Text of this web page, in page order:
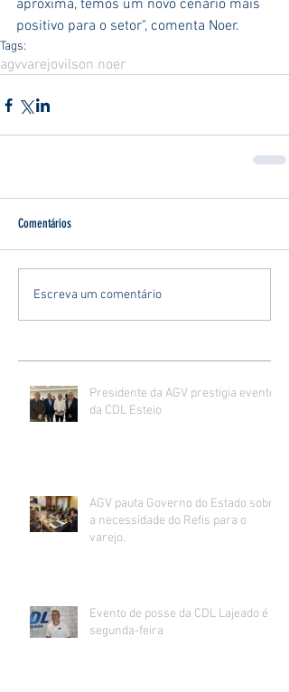
aproxima, temos um novo cenário mais
positivo para o setor", comenta Noer.
Tags:
agvvarejovilson noer
Comentários
Escreva um comentário
Presidente da AGV prestigia evento
da CDL Esteio
AGV pauta Governo do Estado sobre
a necessidade do Refis para o
varejo.
Evento de posse da CDL Lajeado é
segunda-feira